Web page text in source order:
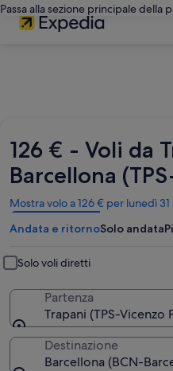
Passa alla sezione principale della
126 € - Voli da
Barcellona
Mostra volo a 126 € per lunedì
Apertura
in
un’altra
Andata e ritornoSolo andata
Solo voli diretti
Partenza
Trapani (TPS-Vicenzo
Destinazione
Barcellona (BCN-